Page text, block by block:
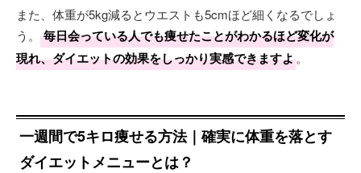
また、体重が5kg減るとウエストも5cmほど細くなるでしょ
う。
毎日会っている人でも痩せたことがわかるほど変化が
現れ、ダイエットの効果をしっかり実感できますよ。
一週間で5キロ痩せる方法｜確実に体重を落とす
ダイエットメニューとは？